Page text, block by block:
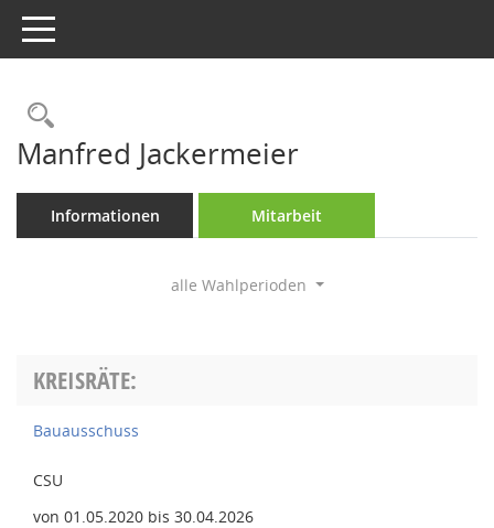
Toggle navigation
Rechercheauswahl
Manfred Jackermeier
Informationen Mitarbeit
alle Wahlperioden
KREISRÄTE:
Bauausschuss
CSU
von 01.05.2020 bis 30.04.2026